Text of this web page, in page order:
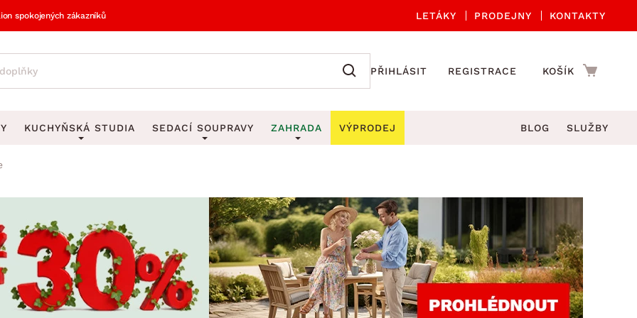
spokojených zákazníků LETÁKY PRODEJNY KONTAKTY
PŘIHLÁSIT REGISTRACE KOŠÍK
Obrazy
Hodiny
Vázy
Zobrazit vše
Věšáky na klíče
Stojany na deštníky
Stojany na noviny
Stojany na oblečení
Zobrazit vše
Kuchyňské příslušenství
Koupelnové doplňky
Zahradní doplňky
KUCHYŇSKÁ STUDIA SEDACÍ SOUPRAVY
Rohové sedací soupravy
Sedací soupravy 3-2-1
Sedací soupravy na míru
ZAHRADA
Zahradní židle a křesla
Zahradní lavice
Zahradní stoly
Zahradní houpačky
Zahradní lehátka
VÝPRODEJ BLOG SLUŽBY